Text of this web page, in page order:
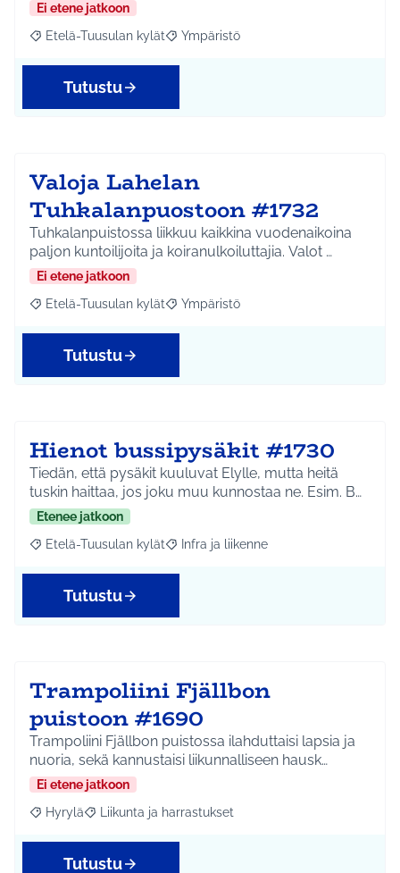
Ei etene jatkoon
Rajaa tulokset aihepiirin mukaan: Etelä-Tuusulan kylät
Etelä-Tuusulan kylät Rajaa tulokset teeman mukaan:
Ympäristö
Tutustu
Valoja Lahelan
Tuhkalanpuostoon #1732
Tuhkalanpuistossa liikkuu kaikkina vuodenaikoina
paljon kuntoilijoita ja koiranulkoiluttajia. Valot …
Ei etene jatkoon
Rajaa tulokset aihepiirin mukaan: Etelä-Tuusulan kylät
Etelä-Tuusulan kylät Rajaa tulokset teeman mukaan:
Ympäristö
Tutustu
Hienot bussipysäkit #1730
Tiedän, että pysäkit kuuluvat Elylle, mutta heitä
tuskin haittaa, jos joku muu kunnostaa ne. Esim. B…
Etenee jatkoon
Rajaa tulokset aihepiirin mukaan: Etelä-Tuusulan kylät
Etelä-Tuusulan kylät Rajaa tulokset teeman mukaan: Infra ja
Infra ja liikenne
Tutustu
Trampoliini Fjällbon
puistoon #1690
Trampoliini Fjällbon puistossa ilahduttaisi lapsia ja
nuoria, sekä kannustaisi liikunnalliseen hausk…
Ei etene jatkoon
Rajaa tulokset aihepiirin mukaan: Hyrylä
Hyrylä Rajaa tulokset teeman mukaan: Liikunta ja
Liikunta ja harrastukset
Tutustu